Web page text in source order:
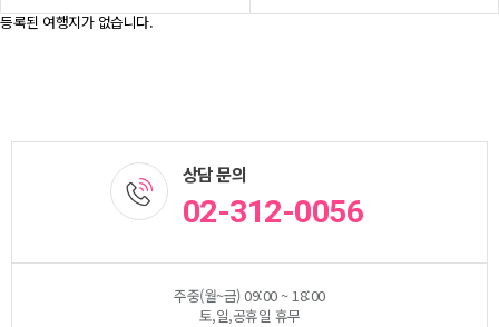
등록된 여행지가 없습니다.
상담 문의
02-312-0056
주중(월~금) 09:00 ~ 18:00
토,일,공휴일 휴무